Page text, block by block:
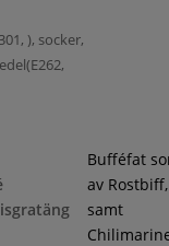
), socker,
Bufféfat
av
samt